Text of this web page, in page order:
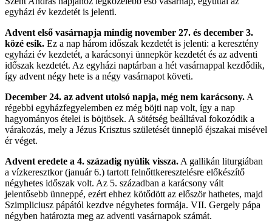
egyházi év kezdetét is jelenti.
Advent első vasárnapja mindig november 27. és december 3.
közé esik. Ez a nap három időszak kezdetét is jelenti: a keresztény
egyházi év kezdetét, a karácsonyi ünnepkör kezdetét és az adventi
időszak kezdetét. Az egyházi naptárban a hét vasárnappal kezdődik,
így advent négy hete is a négy vasárnapot követi.
December 24. az advent utolsó napja, még nem karácsony. A
régebbi egyházfegyelemben ez még böjti nap volt, így a nap
hagyományos ételei is böjtösek. A sötétség beálltával fokozódik a
várakozás, mely a Jézus Krisztus születését ünneplő éjszakai misével
ér véget.
Advent eredete a 4. századig nyúlik vissza. A gallikán liturgiában
a vízkeresztkor (január 6.) tartott felnőttkeresztelésre előkészítő
négyhetes időszak volt. Az 5. században a karácsony vált
jelentősebb ünneppé, ezért ehhez kötődött az először hathetes, majd
Szimpliciusz pápától kezdve négyhetes formája. VII. Gergely pápa
négyben határozta meg az adventi vasárnapok számát.